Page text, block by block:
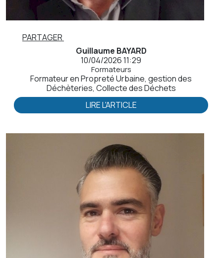
PARTAGER
Guillaume BAYARD
10/04/2026 11:29
Formateurs
Formateur en Propreté Urbaine, gestion des
Déchèteries, Collecte des Déchets
LIRE L'ARTICLE